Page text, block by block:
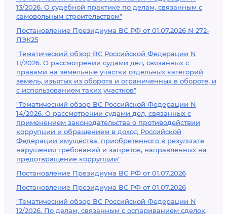
13/2026. О судебной практике по делам, связанным с
самовольным строительством"
Постановление Президиума ВС РФ от 01.07.2026 N 272-
ПЭК25
"Тематический обзор ВС Российской Федерации N
11/2026. О рассмотрении судами дел, связанных с
правами на земельные участки отдельных категорий
земель, изъятых из оборота и ограниченных в обороте, и
с использованием таких участков"
"Тематический обзор ВС Российской Федерации N
14/2026. О рассмотрении судами дел, связанных с
применением законодательства о противодействии
коррупции и обращением в доход Российской
Федерации имущества, приобретенного в результате
нарушения требований и запретов, направленных на
предотвращение коррупции"
Постановление Президиума ВС РФ от 01.07.2026
Постановление Президиума ВС РФ от 01.07.2026
"Тематический обзор ВС Российской Федерации N
12/2026. По делам, связанным с оспариванием сделок,